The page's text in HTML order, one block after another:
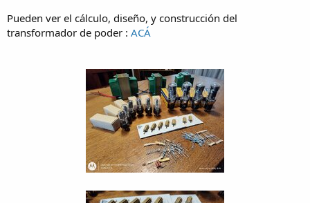
Pueden ver el cálculo, diseño, y construcción del
transformador de poder : ACÁ